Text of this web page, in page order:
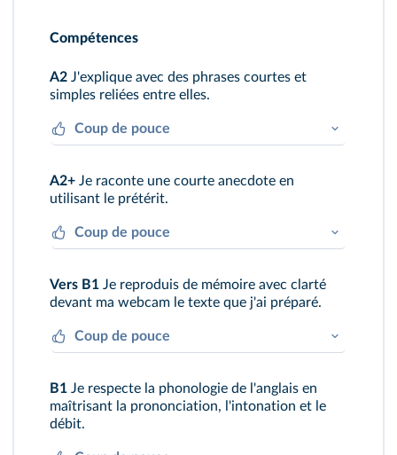
Compétences
A2 J'explique avec des phrases courtes et
simples reliées entre elles.
Coup de pouce
your visa online.
A2+ Je raconte une courte anecdote en
utilisant le prétérit.
Coup de pouce
at Terminal 2.
Vers B1 Je reproduis de mémoire avec clarté
devant ma webcam le texte que j'ai préparé.
Coup de pouce
intonation et mon débit de phrase.
B1 Je respecte la phonologie de l'anglais en
maîtrisant la prononciation, l'intonation et le
débit.